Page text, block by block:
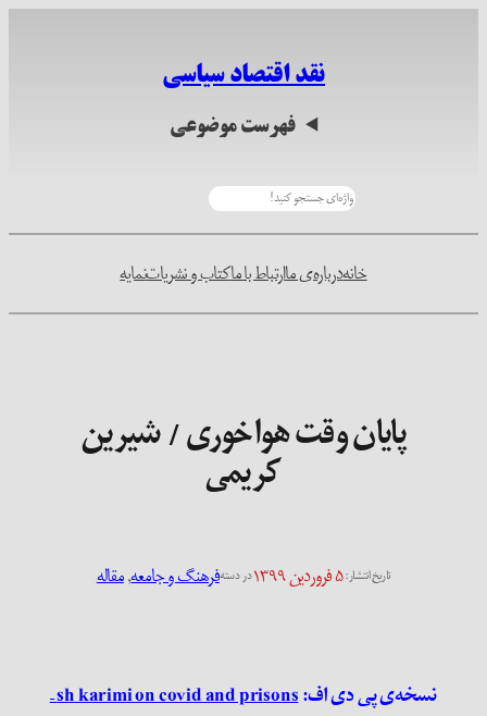
نقد اقتصاد سیاسی
فهرست موضوعی
خانهدرباره‌ی ماارتباط با ماکتاب و نشریاتنمایه
پایان وقت هواخوری / شیرین
کریمی
تاریخ انتشار:۵ فروردین ۱۳۹۹ در دستهفرهنگ و جامعه, مقاله
نسخه‌ی پی دی اف:sh karimi on covid and prisons –